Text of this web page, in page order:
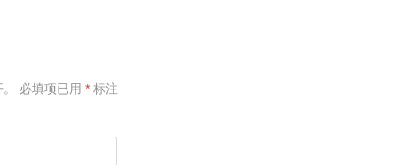
必填项已用 * 标注